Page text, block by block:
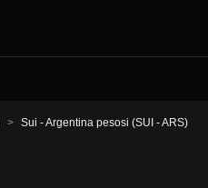
> Sui - Argentina pesosi (SUI - ARS)